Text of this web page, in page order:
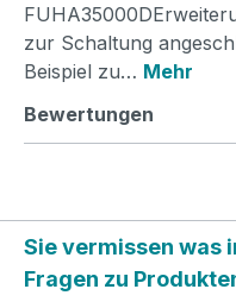
zur Schaltung
Beispiel zu… Mehr
Bewertungen
Sie vermissen was
Fragen zu